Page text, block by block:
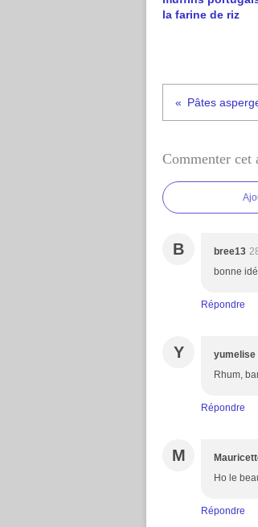
la farine de riz
Commenter cet
B bree13
bonne
Répondre
Y yumelise
Rhum,
Répondre
M
Ho le
Répondre